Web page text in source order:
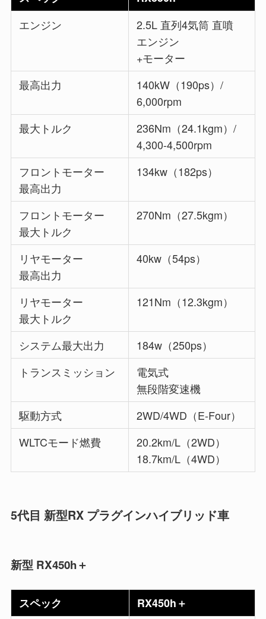
エンジン
2.5L 直列4気筒 直噴
エンジン
+モーター
最高出力
140kW（190ps）/
6,000rpm
最大トルク
236Nm（24.1kgm）/
4,300-4,500rpm
フロントモーター
最高出力
134kw（182ps）
フロントモーター
最大トルク
270Nm（27.5kgm）
リヤモーター
最高出力
40kw（54ps）
リヤモーター
最大トルク
121Nm（12.3kgm）
システム最大出力
184w（250ps）
トランスミッション
電気式
無段階変速機
駆動方式
2WD/4WD（E-Four）
WLTCモード燃費
20.2km/L（2WD）
18.7km/L（4WD）
5代目 新型RX プラグインハイブリッド車
新型 RX450h＋
スペック
RX450h＋